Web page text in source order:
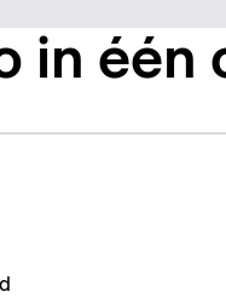
in één